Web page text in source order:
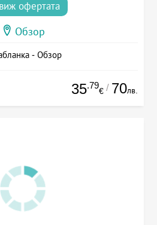
виж офертата
Обзор
- Обзор
35.79
€ / 70лв.